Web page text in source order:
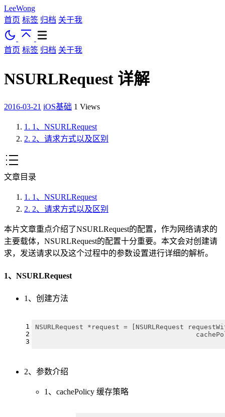
LeeWong
首页 标签 归档 关于我
首页 标签 归档 关于我
NSURLRequest 详解
2016-03-21 iOS基础 1 Views
1. 1、NSURLRequest
2. 2、请求方式以及区别
文章目录
1. 1、NSURLRequest
2. 2、请求方式以及区别
本片文章重点介绍了NSURLRequest的配置，作为网络请求的
主要载体，NSURLRequest的配置十分重要。本文会对创建请
求，发送请求以及这个过程中的参数设置进行详细的解析。
1、NSURLRequest
1、创建方法
1
2
3
NSURLRequest *request = [NSURLRequest
2、参数介绍
1、cachePolicy 缓存策略